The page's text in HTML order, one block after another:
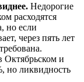
Недорогие
расходятся
но если
через пять лет
Октябрьском и
но ликвидность